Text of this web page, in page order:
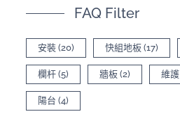
FAQ Filter
安裝 (20) 快組地板 (17)
欄杆 (5) 牆板 (2) 維護
陽台 (4)